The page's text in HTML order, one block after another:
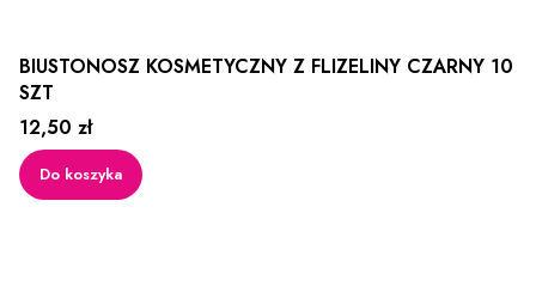
BIUSTONOSZ KOSMETYCZNY Z FLIZELINY CZARNY 10
SZT
Cena
12,50 zł
Do koszyka